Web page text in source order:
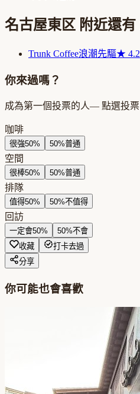
名古屋東区 附近還有
Trunk Coffee浪潮先驅★ 4.2
你來過嗎？
成為第一個投票的人— 點選投票
咖啡
很強50% 50%普通
空間
很棒50% 50%普通
排隊
值得50% 50%不值得
回訪
一定會50% 50%不會
收藏
打卡去過
分享
你可能也會喜歡